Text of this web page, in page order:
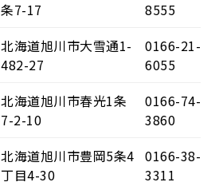
条7-17
8555
北海道旭川市大雪通1-
482-27
0166-21-
6055
北海道旭川市春光1条
7-2-10
0166-74-
3860
北海道旭川市豊岡5条4
丁目4-30
0166-38-
3311